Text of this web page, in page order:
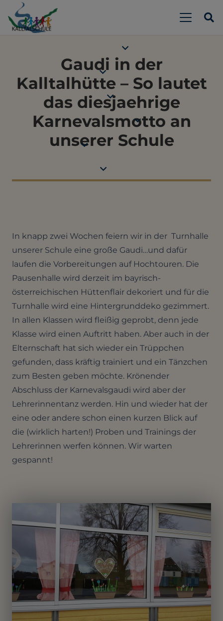
Gaudi in der
Kalltalhütte – So lautet
das diesjaehrige
Karnevalsmotto an
unserer Schule
In knapp zwei Wochen feiern wir in der Turnhalle
unserer Schule eine große Gaudi…und dafür
laufen die Vorbereitungen auf Hochtouren. Die
Pausenhalle wird derzeit im bayrisch-
österreichischen Hüttenflair dekoriert und für die
Turnhalle wird eine Hintergrunddeko gezimmert.
In allen Klassen wird fleißig geprobt, denn jede
Klasse wird einen Auftritt haben. Aber auch in der
Elternschaft hat sich wieder ein Trüppchen
gefunden, dass kräftig trainiert und ein Tänzchen
zum Besten geben möchte. Krönender
Abschluss der Karnevalsgaudi wird aber der
Lehrerinnentanz werden. Hin und wieder hat der
eine oder andere schon einen kurzen Blick auf
die (wirklich harten!) Proben und Trainings der
Lehrerinnen werfen können. Wir warten
gespannt!